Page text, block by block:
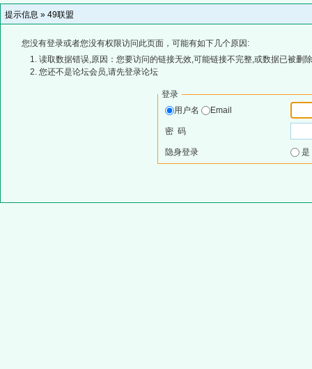
提示信息 » 49联盟
您没有登录或者您没有权限访问此页面，可能有如下几个原因:
读取数据错误,原因：您要访问的链接无效,可能链接不完整,或数据已被删
您还不是论坛会员,请先登录论坛
登录
用户名
Email
密 码
隐身登录